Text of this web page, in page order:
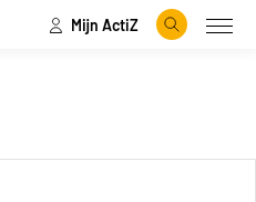
Mijn ActiZ
Zoeken